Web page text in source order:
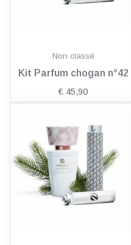
Non classé
Kit Parfum chogan n°42
€ 45,90